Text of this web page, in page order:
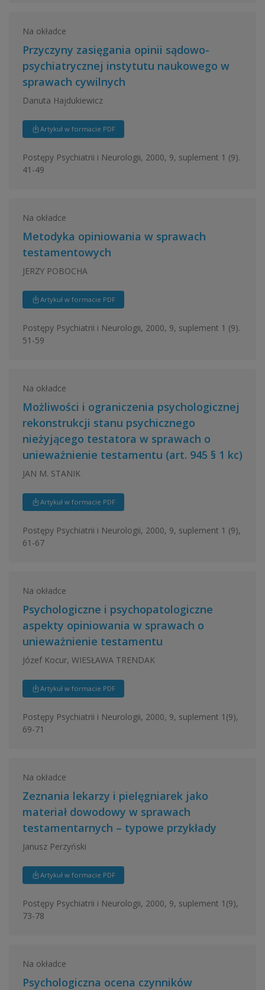
Na okładce
Przyczyny zasięgania opinii sądowo-
psychiatrycznej instytutu naukowego w
sprawach cywilnych
Danuta Hajdukiewicz
Artykuł w formacie PDF
Postępy Psychiatrii i Neurologii, 2000, 9, suplement 1 (9).
41-49
Na okładce
Metodyka opiniowania w sprawach
testamentowych
JERZY POBOCHA
Artykuł w formacie PDF
Postępy Psychiatrii i Neurologii, 2000, 9, suplement 1 (9).
51-59
Na okładce
Możliwości i ograniczenia psychologicznej
rekonstrukcji stanu psychicznego
nieżyjącego testatora w sprawach o
unieważnienie testamentu (art. 945 § 1 kc)
JAN M. STANIK
Artykuł w formacie PDF
Postępy Psychiatrii i Neurologii, 2000, 9, suplement 1 (9),
61-67
Na okładce
Psychologiczne i psychopatologiczne
aspekty opiniowania w sprawach o
unieważnienie testamentu
Józef Kocur, WIESŁAWA TRENDAK
Artykuł w formacie PDF
Postępy Psychiatrii i Neurologii, 2000, 9, suplement 1(9),
69-71
Na okładce
Zeznania lekarzy i pielęgniarek jako
materiał dowodowy w sprawach
testamentarnych – typowe przykłady
Janusz Perzyński
Artykuł w formacie PDF
Postępy Psychiatrii i Neurologii, 2000, 9, suplement 1(9),
73-78
Na okładce
Psychologiczna ocena czynników